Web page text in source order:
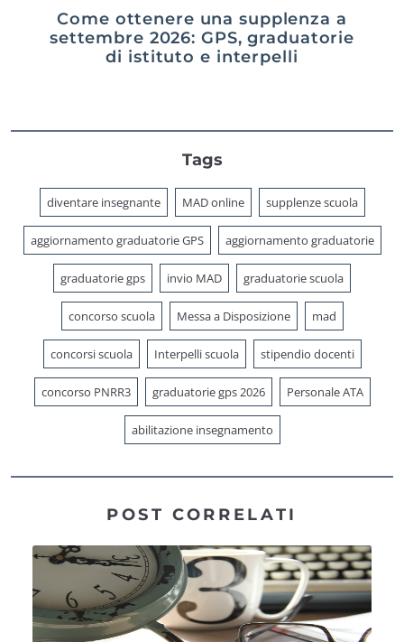
Come ottenere una supplenza a
settembre 2026: GPS, graduatorie
di istituto e interpelli
Tags
diventare insegnante MAD online supplenze scuola
aggiornamento graduatorie GPS aggiornamento graduatorie
graduatorie gps invio MAD graduatorie scuola
concorso scuola Messa a Disposizione mad
concorsi scuola Interpelli scuola stipendio docenti
concorso PNRR3 graduatorie gps 2026 Personale ATA
abilitazione insegnamento
POST CORRELATI